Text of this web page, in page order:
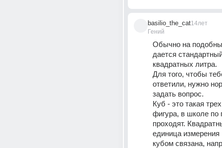
basilio_the_cat
Гений
14лет
Обычно на
дается
квадратных литра.
Для того, чтобы
ответили, нужно
задать вопрос.
Куб - это такая
фигура, в школе по
проходят.
единица
кубом связана,